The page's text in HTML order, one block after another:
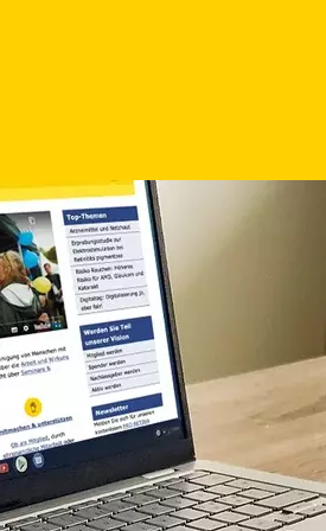
Formaten an
bestellen bzw. herunterladen